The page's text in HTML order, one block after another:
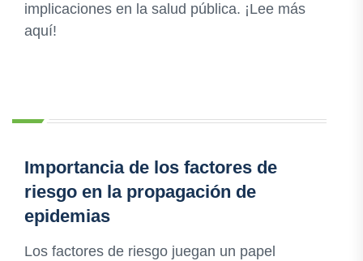
implicaciones en la salud pública. ¡Lee más
aquí!
Importancia de los factores de
riesgo en la propagación de
epidemias
Los factores de riesgo juegan un papel